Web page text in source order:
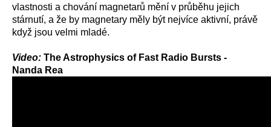
vlastnosti a chování magnetarů mění v průběhu jejich
stárnutí, a že by magnetary měly být nejvíce aktivní, právě
když jsou velmi mladé.
Video: The Astrophysics of Fast Radio Bursts -
Nanda Rea